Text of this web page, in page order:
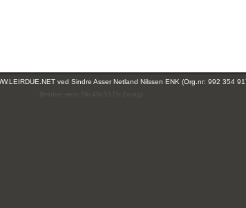
ved Sindre Asser Netland Nilssen ENK (Org.nr: 992 354
(leirdue-web-76c49c557b-2xvxg)